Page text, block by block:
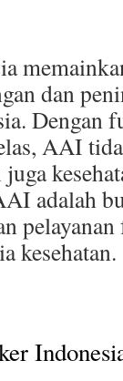
dan
Dengan
AAI
adalah
pelayanan
kesehatan.